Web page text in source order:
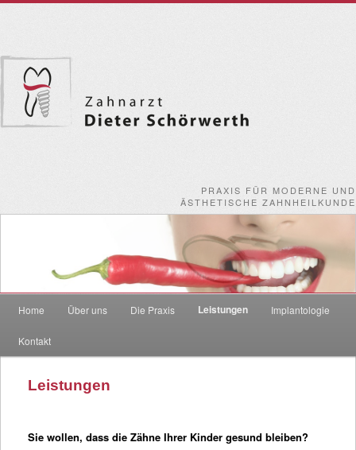
PRAXIS FÜR MODERNE UND
ÄSTHETISCHE ZAHNHEILKUNDE
Zum Inhalt wechseln
Zum sekundären Inhalt wechseln
Home Über uns Die Praxis Leistungen Implantologie
Kontakt
Leistungen
Sie wollen, dass die Zähne Ihrer Kinder gesund bleiben?